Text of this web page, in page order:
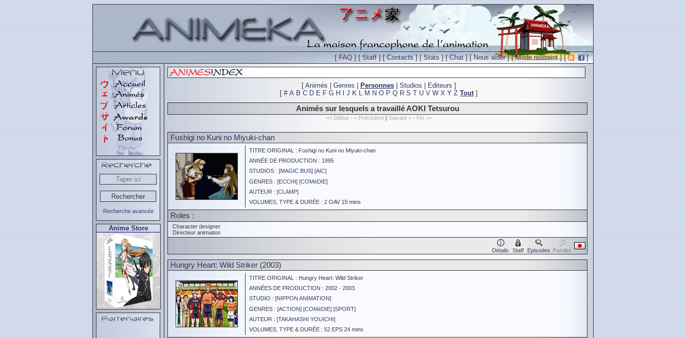
[FAQ ] [Staff ] [Contacts] [Stats] [Chat] [Nous aider] [Mode restreint] [ ]
Recherche avancée
Anime Store
[ Animés Genres Personnes| Studios Editeurs ]
[ # A B C D E F G H J K L M N O P Q R S T U V W X Y Z Tout]
Animés sur lesquels a travaillé AOKI Tetsurou
<< Début - < Précédent | Suivant > - Fin >>
Fushigi no Kuni no Miyuki-chan
TITRE ORIGINAL : Fushigi no Kuni no Miyuki-chan
ANNÉE DE PRODUCTION : 1995
STUDIOS : [MAGIC BUS] [AIC]
GENRES : [ECCHI] [COMéDIE]
AUTEUR : [CLAMP]
VOLUMES, TYPE & DURÉE : 2 OAV 15 mins
Roles :
Character designer
Directeur animation
Détails Staff Episodes Paroles
Hungry Heart: Wild Striker (2003)
TITRE ORIGINAL : Hungry Heart: Wild Striker
ANNÉES DE PRODUCTION : 2002 - 2003
STUDIO : [NIPPON ANIMATION]
GENRES : [ACTION] [COMéDIE] [SPORT]
AUTEUR : [TAKAHASHI YOUICHI]
VOLUMES, TYPE & DURÉE : 52 EPS 24 mins